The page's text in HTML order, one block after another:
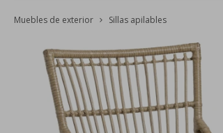
Muebles de exterior Sillas apilables